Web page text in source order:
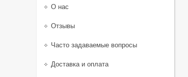
О нас
Отзывы
Часто задаваемые вопросы
Доставка и оплата